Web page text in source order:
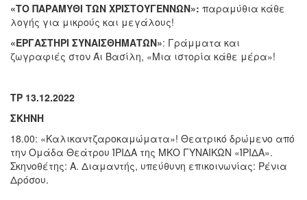
«ΤΟ ΠΑΡΑΜΥΘΙ ΤΩΝ ΧΡΙΣΤΟΥΓΕΝΝΩΝ»: παραμύθια κάθε
λογής για μικρούς και μεγάλους!
«ΕΡΓΑΣΤΗΡΙ ΣΥΝΑΙΣΘΗΜΑΤΩΝ»: Γράμματα και
ζωγραφιές στον Άι Βασίλη, «Μια ιστορία κάθε μέρα»!
ΤΡ 13.12.2022
ΣΚΗΝΗ
18.00: «Καλικαντζαροκαμώματα»! Θεατρικό δρώμενο από
την Ομάδα Θεάτρου ΊΡΙΔΑ της ΜΚΟ ΓΥΝΑΙΚΩΝ «ΊΡΙΔΑ».
Σκηνοθέτης: Α. Διαμαντής, υπεύθυνη επικοινωνίας: Ρένια
Δρόσου.